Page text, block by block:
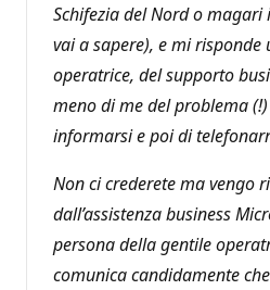
Schifezia del Nord o magari
vai a sapere), e mi risponde
operatrice, del supporto
meno di me del problema
informarsi e poi di
Non ci crederete ma vengo
dall’assistenza business
persona della gentile
comunica candidamente